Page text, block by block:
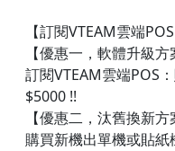
【訂閱VTEAM雲端
【優惠一，軟體升級方
訂閱VTEAM雲端POS
$5000 !!
【優惠二，汰舊換新方
購買新機出單機或貼